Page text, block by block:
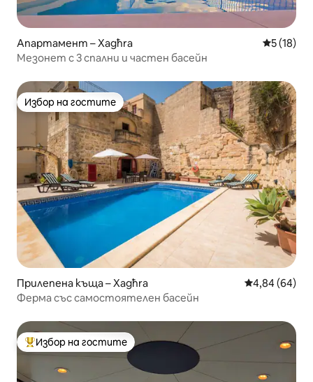
Апартамент – Xagħra Средна
5 (18)
Мезонет с 3 спални и частен басейн
Избор на гостите
Избор на гостите
Прилепена къща – Xagħra Средна
4,84 (64)
Ферма със самостоятелен басейн
Най-популярен избор на гостите
Избор на гостите